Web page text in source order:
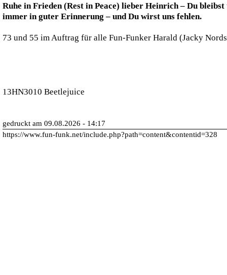
Ruhe in Frieden (Rest in Peace) lieber Heinrich – Du bleibst
immer in guter Erinnerung – und Du wirst uns fehlen.
73 und 55 im Auftrag für alle Fun-Funker Harald (Jacky
13HN3010 Beetlejuice
gedruckt am 09.08.2026 - 14:17
https://www.fun-funk.net/include.php?path=content&contentid=328